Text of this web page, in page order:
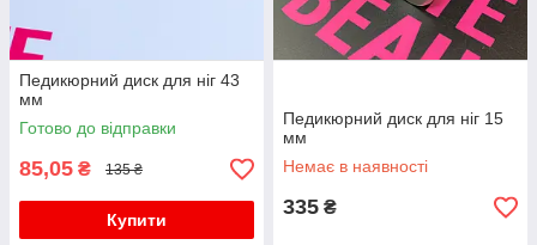
Педикюрний диск для ніг 43
мм
Готово до відправки
85,05 ₴ 135 ₴
Купити
Педикюрний диск для ніг 15
мм
Немає в наявності
335 ₴